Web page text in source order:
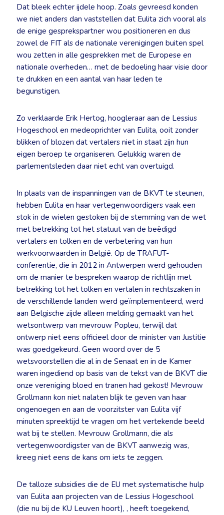
Dat bleek echter ijdele hoop. Zoals gevreesd konden
we niet anders dan vaststellen dat Eulita zich vooral als
de enige gesprekspartner wou positioneren en dus
zowel de FIT als de nationale verenigingen buiten spel
wou zetten in alle gesprekken met de Europese en
nationale overheden… met de bedoeling haar visie door
te drukken en een aantal van haar leden te
begunstigen.
Zo verklaarde Erik Hertog, hoogleraar aan de Lessius
Hogeschool en medeoprichter van Eulita, ooit zonder
blikken of blozen dat vertalers niet in staat zijn hun
eigen beroep te organiseren. Gelukkig waren de
parlementsleden daar niet echt van overtuigd.
In plaats van de inspanningen van de BKVT te steunen,
hebben Eulita en haar vertegenwoordigers vaak een
stok in de wielen gestoken bij de stemming van de wet
met betrekking tot het statuut van de beëdigd
vertalers en tolken en de verbetering van hun
werkvoorwaarden in België. Op de TRAFUT-
conferentie, die in 2012 in Antwerpen werd gehouden
om de manier te bespreken waarop de richtlijn met
betrekking tot het tolken en vertalen in rechtszaken in
de verschillende landen werd geïmplementeerd, werd
aan Belgische zijde alleen melding gemaakt van het
wetsontwerp van mevrouw Popleu, terwijl dat
ontwerp niet eens officieel door de minister van Justitie
was goedgekeurd. Geen woord over de 5
wetsvoorstellen die al in de Senaat en in de Kamer
waren ingediend op basis van de tekst van de BKVT die
onze vereniging bloed en tranen had gekost! Mevrouw
Grollmann kon niet nalaten blijk te geven van haar
ongenoegen en aan de voorzitster van Eulita vijf
minuten spreektijd te vragen om het vertekende beeld
wat bij te stellen. Mevrouw Grollmann, die als
vertegenwoordigster van de BKVT aanwezig was,
kreeg niet eens de kans om iets te zeggen.
De talloze subsidies die de EU met systematische hulp
van Eulita aan projecten van de Lessius Hogeschool
(die nu bij de KU Leuven hoort), , heeft toegekend,